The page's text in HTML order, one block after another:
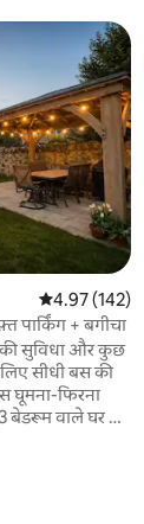
औसत रेटिंग 5 में
4.97 (142)
पार्किंग + बगीचा
की सुविधा और कुछ
सीधी बस की
घूमना-फिरना
बेडरूम वाले घर में